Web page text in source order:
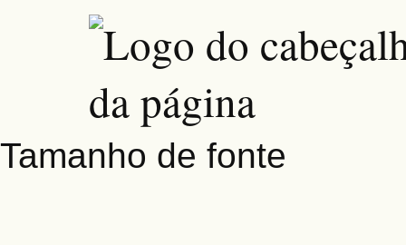
Tamanho de fonte